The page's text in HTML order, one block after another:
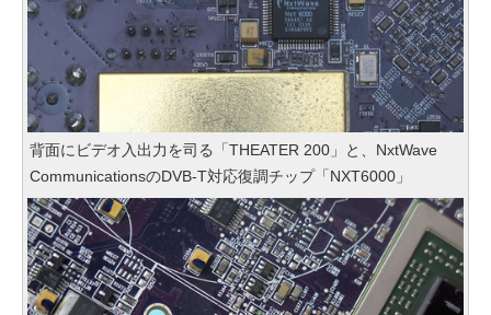
背面にビデオ入出力を司る「THEATER 200」と、NxtWave
CommunicationsのDVB-T対応復調チップ「NXT6000」